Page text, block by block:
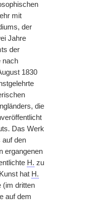
mit
der
Jahre
der
nach
1830
die
Das Werk
auf den
ergangenen
H. zu
hat H.
(im dritten
auf dem